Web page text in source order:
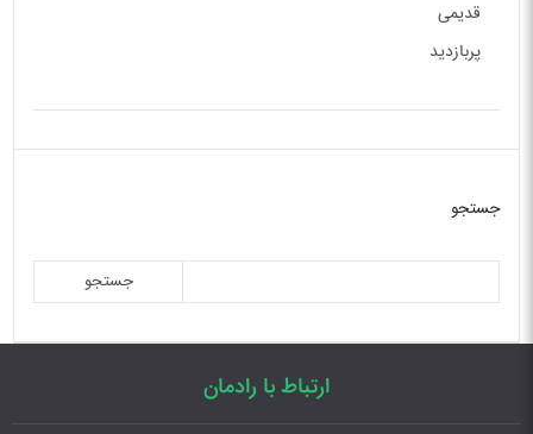
قدیمی
پربازدید
جستجو
جستجو
ارتباط با رادمان